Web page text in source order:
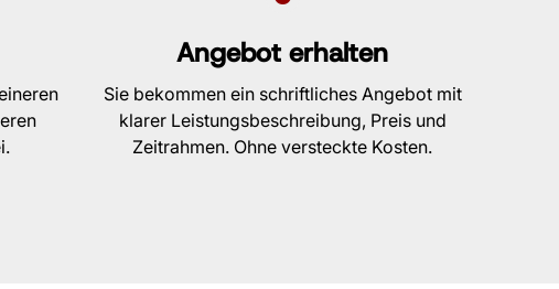
Angebot erhalten
Sie bekommen ein schriftliches Angebot mit
klarer Leistungsbeschreibung, Preis und
Zeitrahmen. Ohne versteckte Kosten.